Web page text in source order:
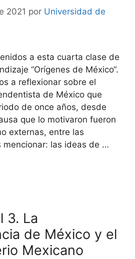
2021 por Universidad de
a esta cuarta clase de
“Orígenes de México“.
a reflexionar sobre el
de México que
de once años, desde
que lo motivaron fueron
externas, entre las
mencionar: las ideas de …
3. La
de México y el
Mexicano